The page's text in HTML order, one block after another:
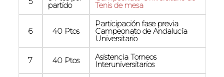
partido Tenis de mesa
6 40 Ptos
Participación fase previa
Campeonato de Andalucía
Universitario
7 40 Ptos Asistencia Torneos
Interuniversitarios